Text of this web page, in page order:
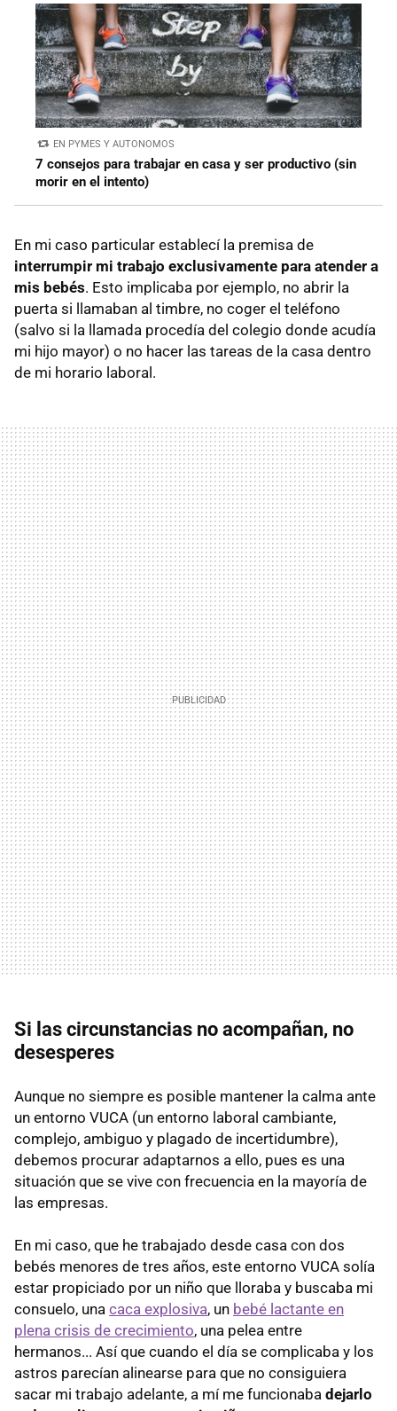
EN PYMES Y AUTONOMOS
7 consejos para trabajar en casa y ser productivo (sin
morir en el intento)
En mi caso particular establecí la premisa de
interrumpir mi trabajo exclusivamente para atender a
mis bebés. Esto implicaba por ejemplo, no abrir la
puerta si llamaban al timbre, no coger el teléfono
(salvo si la llamada procedía del colegio donde acudía
mi hijo mayor) o no hacer las tareas de la casa dentro
de mi horario laboral.
Si las circunstancias no acompañan, no
desesperes
Aunque no siempre es posible mantener la calma ante
un entorno VUCA (un entorno laboral cambiante,
complejo, ambiguo y plagado de incertidumbre),
debemos procurar adaptarnos a ello, pues es una
situación que se vive con frecuencia en la mayoría de
las empresas.
En mi caso, que he trabajado desde casa con dos
bebés menores de tres años, este entorno VUCA solía
estar propiciado por un niño que lloraba y buscaba mi
consuelo, una caca explosiva, un bebé lactante en
plena crisis de crecimiento, una pelea entre
hermanos... Así que cuando el día se complicaba y los
astros parecían alinearse para que no consiguiera
sacar mi trabajo adelante, a mí me funcionaba dejarlo